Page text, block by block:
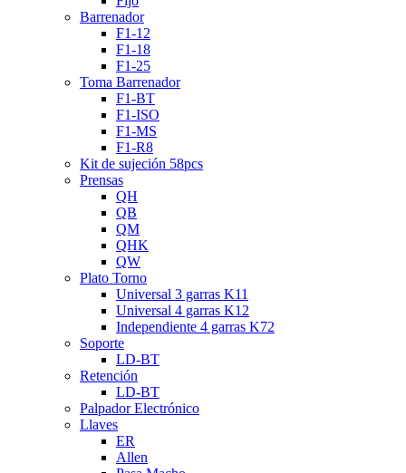
Barrenador
F1-12
F1-18
F1-25
Toma Barrenador
F1-BT
F1-ISO
F1-MS
F1-R8
Kit de sujeción 58pcs
Prensas
QH
QB
QM
QHK
QW
Plato Torno
Universal 3 garras K11
Universal 4 garras K12
Independiente 4 garras K72
Soporte
LD-BT
Retención
LD-BT
Palpador Electrónico
Llaves
ER
Allen